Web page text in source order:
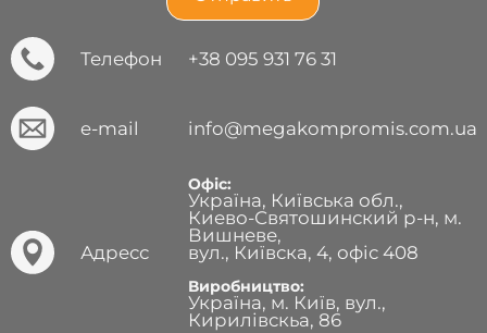
Телефон +38 095 931 76 31
e-mail info@megakompromis.com.ua
Адресс
Офіс:
Україна, Київська обл.,
Киево-Святошинский р-н, м.
Вишневе,
вул., Київска, 4, офіс 408
Виробництво:
Україна, м. Київ, вул.,
Кирилівскьа, 86